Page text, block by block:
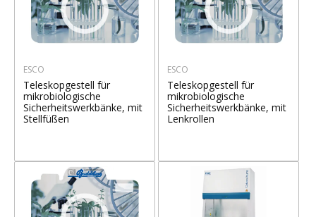
ESCO
Teleskopgestell für
mikrobiologische
Sicherheitswerkbänke, mit
Stellfüßen
ESCO
Teleskopgestell für
mikrobiologische
Sicherheitswerkbänke, mit
Lenkrollen